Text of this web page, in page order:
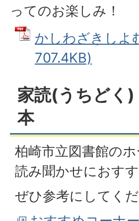
ってのお楽しみ！
かしわざきしよ
707.4KB)
家読(うちどく
本
柏崎市立図書館の
読み聞かせにおす
ぜひ参考にしてくだ